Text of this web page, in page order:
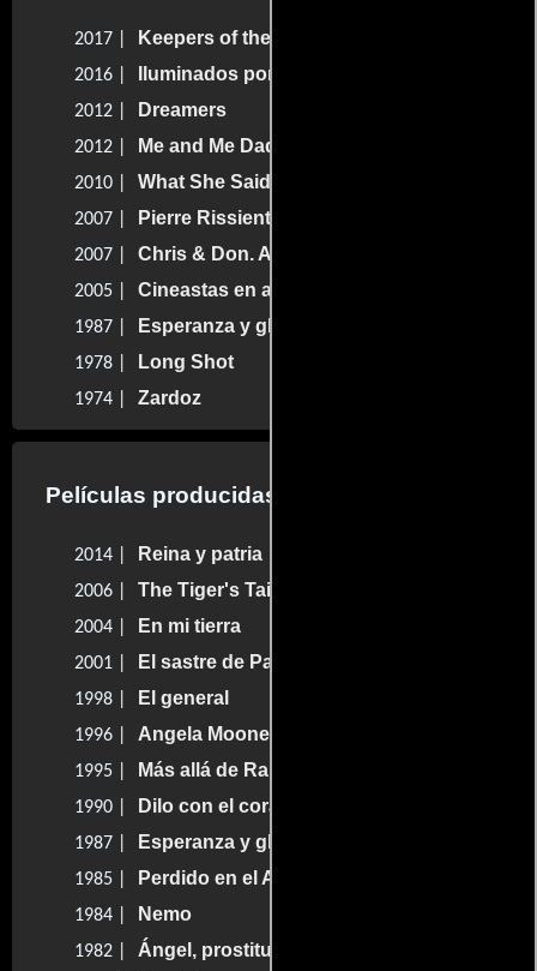
2017 | Keepers of the Magic
2016 | Iluminados por Vilmos Zsigmond
2012 | Dreamers
2012 | Me and Me Dad
2010 | What She Said: The Art of Pauline Kael
2007 | Pierre Rissient: Man of Cinema
2007 | Chris & Don. A Love Story
2005 | Cineastas en acción
1987 | Esperanza y gloria
1978 | Long Shot
1974 | Zardoz
Películas producidas por John Boorman
2014 | Reina y patria
2006 | The Tiger's Tail
2004 | En mi tierra
2001 | El sastre de Panamá
1998 | El general
1996 | Angela Mooney
1995 | Más allá de Rangún
1990 | Dilo con el corazón
1987 | Esperanza y gloria
1985 | Perdido en el Amazonas
1984 | Nemo
1982 | Ángel, prostitución masculina